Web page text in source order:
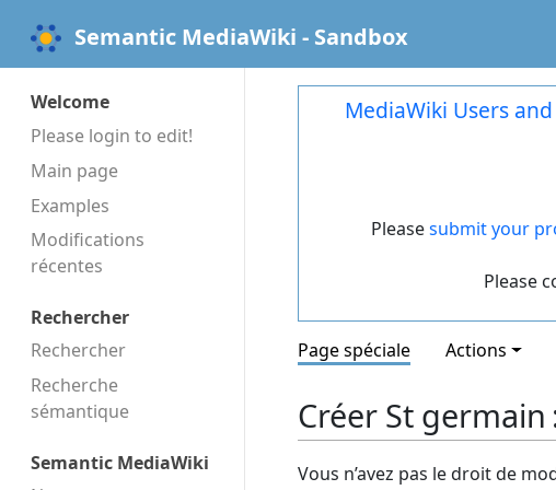
Semantic MediaWiki - Sandbox
Welcome
Please login to edit!
Main page
Examples
Modifications
récentes
Rechercher
Rechercher
Recherche
sémantique
Semantic MediaWiki
MediaWiki Users
Pleasesubmit your
Please
Page spéciale Actions
Créer St germain
Vous n’avez pas le droit de